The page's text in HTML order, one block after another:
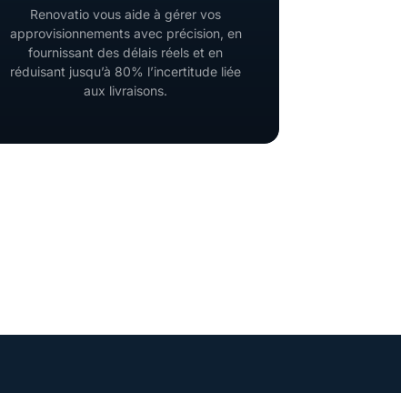
Renovatio vous aide à gérer vos
approvisionnements avec précision, en
fournissant des délais réels et en
réduisant jusqu’à 80% l’incertitude liée
aux livraisons.